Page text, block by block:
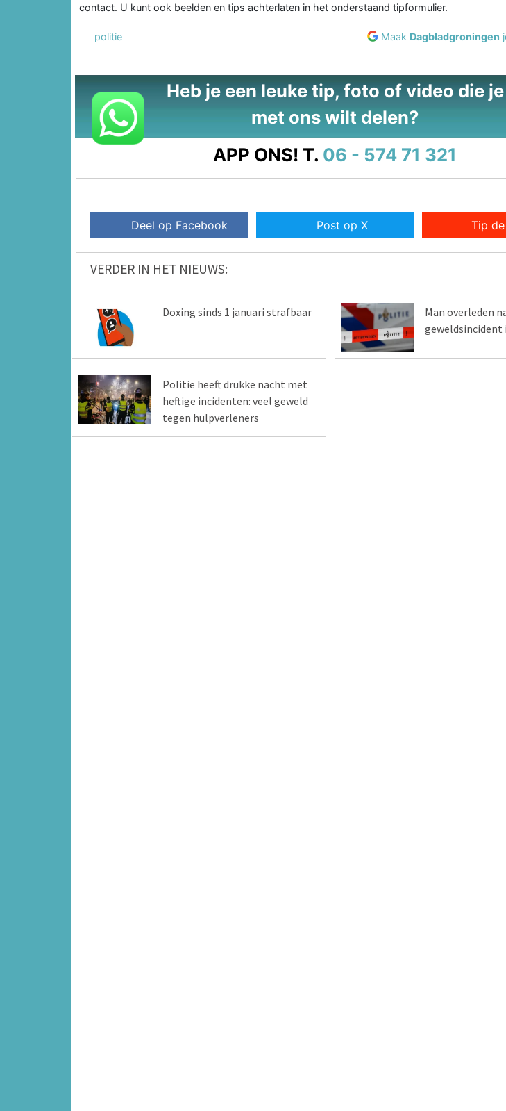
contact. U kunt ook beelden en tips achterlaten in het onderstaand tipformulier.
politie Maak Dagbladgroningen
Heb je een leuke tip, foto of video die je
met ons wilt delen?
APP ONS! T. 06 - 574 71 321
Deel op Facebook Post op X Tip
VERDER IN HET NIEUWS:
Doxing sinds 1 januari strafbaar
Man overleden
geweldsincident
Politie heeft drukke nacht met
heftige incidenten: veel geweld
tegen hulpverleners